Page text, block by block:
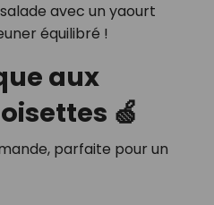
avec un yaourt
équilibré !
aux
🍏
parfaite pour un